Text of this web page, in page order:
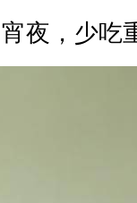
夜，少吃